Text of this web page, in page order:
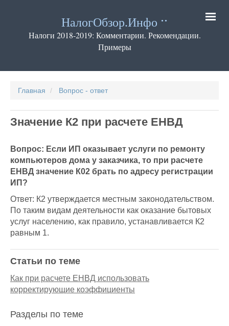
содержанию
НалогОбзор.Инфо
Налоги 2018-2019: Комментарии. Рекомендации.
Примеры
Главная Вопрос - ответ
Значение К2 при расчете ЕНВД
Вопрос: Если ИП оказывает услуги по ремонту
компьютеров дома у заказчика, то при расчете
ЕНВД значение К02 брать по адресу регистрации
ИП?
Ответ: К2 утверждается местным законодательством.
По таким видам деятельности как оказание бытовых
услуг населению, как правило, устанавливается К2
равным 1.
Статьи по теме
Как при расчете ЕНВД использовать
корректирующие коэффициенты
Разделы по теме